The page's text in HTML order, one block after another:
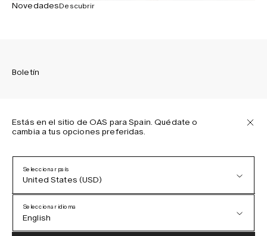
NovedadesDescubrir
Boletín
Suscríbete para recibir las últimas novedades sobre las
Política de privacidad
Términos y condiciones
Accesibilidad
Política de cookies
Estás en el sitio de OAS para Spain. Quédate o
cambia a tus opciones preferidas.
Seleccionar país
United States (USD)
Austria (EUR)
Seleccionar idioma
English